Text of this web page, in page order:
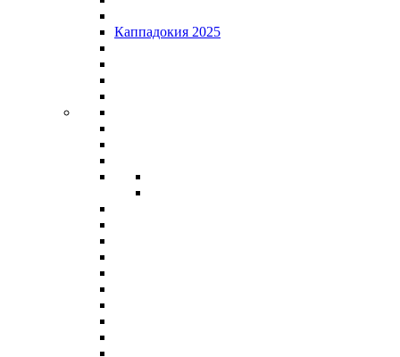
Каппадокия 2025